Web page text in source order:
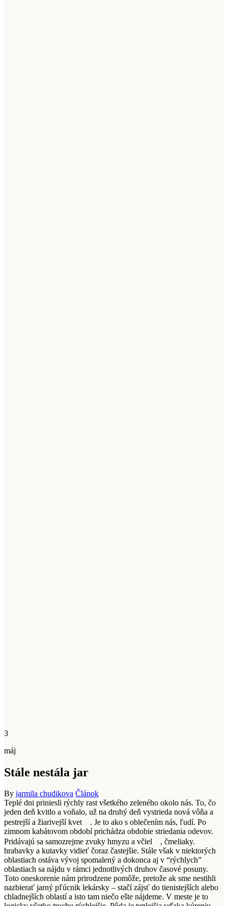
3
máj
Stále nestála jar
By jarmila chudikova Článok
Teplé dni priniesli rýchly rast všetkého zeleného okolo nás. To, čo
jeden deň kvitlo a voňalo, už na druhý deň vystrieda nová vôňa a
pestrejší a žiarivejší kvet
. Je to ako s oblečením nás, ľudí. Po
zimnom kabátovom období prichádza obdobie striedania odevov.
Pridávajú sa samozrejme zvuky hmyzu a včiel
, čmeliaky.
hrabavky a kutavky vidieť čoraz častejšie. Stále však v niektorých
oblastiach ostáva vývoj spomalený a dokonca aj v “rýchlych”
oblastiach sa nájdu v rámci jednotlivých druhov časové posuny.
Toto oneskorenie nám prirodzene pomôže, pretože ak sme nestihli
nazbierať jarný pľúcnik lekársky – stačí zájsť do tienistejších alebo
chladnejších oblastí a isto tam niečo ešte nájdeme. V meste je to